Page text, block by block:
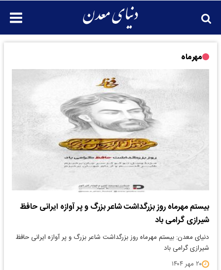
مهرماه
بیستم مهرماه روز بزرگداشت شاعر بزرگ و پر آوازه ایرانی حافظ
شیرازی گرامی باد
دنیای معدن: بیستم مهرماه روز بزرگداشت شاعر بزرگ و پر آوازه ایرانی حافظ
شیرازی گرامی باد
۲۰ مهر ۱۴۰۴